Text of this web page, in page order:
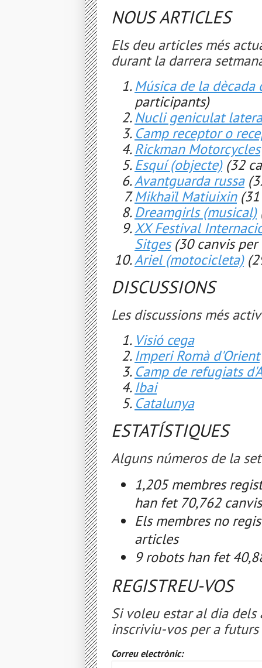
NOUS ARTICLES
Els deu articles més
durant la darrera
Música de la dècada
participants)
Nucli geniculat
Camp receptor o
Rickman Motorcycles
Esquí (objecte) (32
Avantguarda russa
Mikhaïl Matiuixin
Dreamgirls (musical)
XX Festival
Sitges (30 canvis
Ariel (motocicleta)
DISCUSSIONS
Les discussions més
Visió cega
Imperi Romà d'Orient
Camp de refugiats
Ibai
Catalunya
ESTATÍSTIQUES
Alguns números de la
1,205 membres
han fet 70,762
Els membres no
articles
9 robots han fet
REGISTREU-VOS
Si voleu estar al dia dels
inscriviu-vos per a futurs
Correu electrònic: